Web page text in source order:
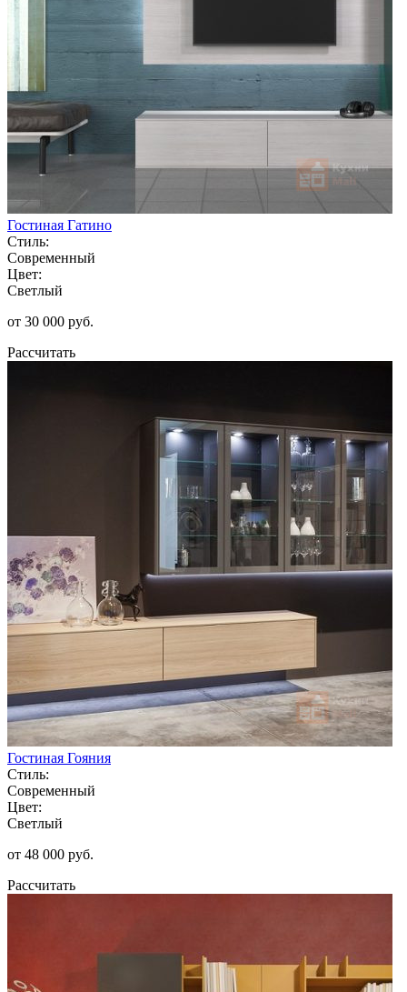
Гостиная Гатино
Стиль:
Современный
Цвет:
Светлый
от 30 000 руб.
Рассчитать
Гостиная Гояния
Стиль:
Современный
Цвет:
Светлый
от 48 000 руб.
Рассчитать